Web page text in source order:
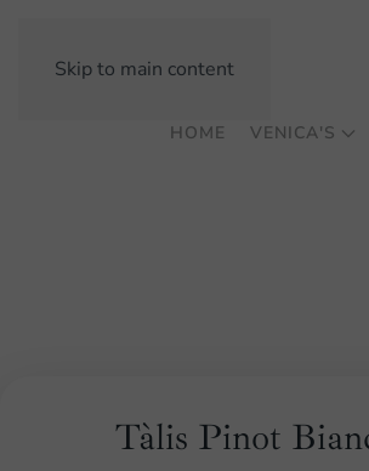
Skip to main content
HOME VENICA'S
Tàlis Pinot